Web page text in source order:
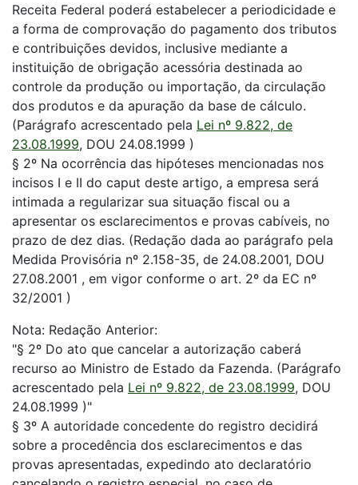
Receita Federal poderá estabelecer a periodicidade e
a forma de comprovação do pagamento dos tributos
e contribuições devidos, inclusive mediante a
instituição de obrigação acessória destinada ao
controle da produção ou importação, da circulação
dos produtos e da apuração da base de cálculo.
(Parágrafo acrescentado pela Lei nº 9.822, de
23.08.1999, DOU 24.08.1999 )
§ 2º Na ocorrência das hipóteses mencionadas nos
incisos I e II do caput deste artigo, a empresa será
intimada a regularizar sua situação fiscal ou a
apresentar os esclarecimentos e provas cabíveis, no
prazo de dez dias. (Redação dada ao parágrafo pela
Medida Provisória nº 2.158-35, de 24.08.2001, DOU
27.08.2001 , em vigor conforme o art. 2º da EC nº
32/2001 )
Nota: Redação Anterior:
"§ 2º Do ato que cancelar a autorização caberá
recurso ao Ministro de Estado da Fazenda. (Parágrafo
acrescentado pela Lei nº 9.822, de 23.08.1999, DOU
24.08.1999 )"
§ 3º A autoridade concedente do registro decidirá
sobre a procedência dos esclarecimentos e das
provas apresentadas, expedindo ato declaratório